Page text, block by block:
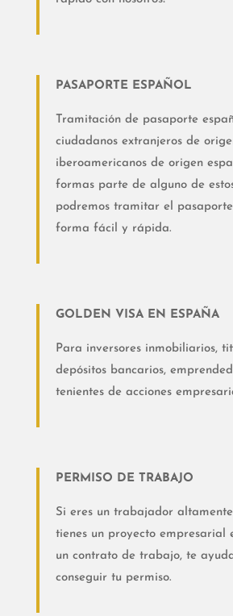
PASAPORTE ESPAÑOL
Tramitación de pasaporte
ciudadanos extranjeros de
iberoamericanos de origen
formas parte de alguno de
podremos tramitar el
forma fácil y rápida.
GOLDEN VISA EN ESPAÑA
Para inversores inmobiliarios,
depósitos bancarios,
tenientes de acciones
PERMISO DE TRABAJO
Si eres un trabajador
tienes un proyecto empresarial
un contrato de trabajo, te
conseguir tu permiso.